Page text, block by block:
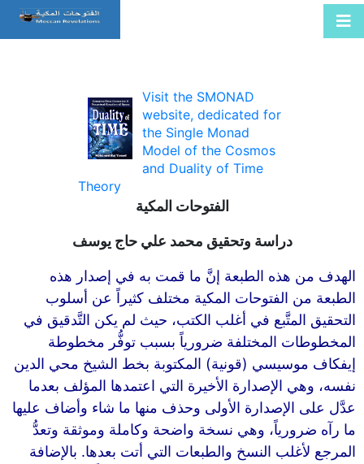
Visit the SMONAD
website, dedicated for
the Single Monad
Model of the Cosmos
and Duality of Time
Theory
الفتوحات المكية
دراسة وتحقيق محمد علي حاج يوسف
الهدف من هذه الطبعة إنَّ ما قمت به في إصدار هذه
الطبعة من الفتوحات المكية مختلف كثيراً عن أسلوب
التحقيق المتَّبع في أغلب الكتب، حيث لم يكن التَّدقيق في
المخطوطات المختلفة ضرورياً بسبب توفُّر مخطوطة
إيفكاف موسيسي (قونية) المكتوبة بخط الشيخ محي الدين
نفسه، وهي الإصدارة الأخيرة التي اعتمدها المؤلف بعدما
عدَّل على الإصدارة الأولى وحذف منها ما شاء وأضاف عليها
ما رآه ضرورياً، وهي نسخة واضحة وكاملة وموثقة وتعدُّ
المرجع لأغلب النسخ والطبعات التي أتت بعدها. بالإضافة